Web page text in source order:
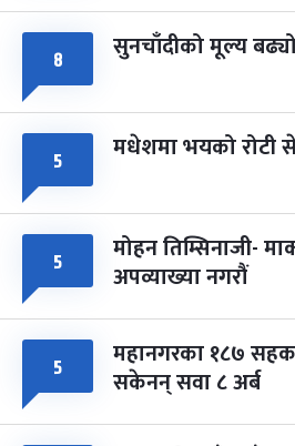
८ सुनचाँदीको मूल्य
५ मधेशमा भयको रोटी
५ मोहन तिम्सिनाजी-
अपव्याख्या नगरौं
५ महानगरका १८७
सकेनन् सवा ८ अर्ब